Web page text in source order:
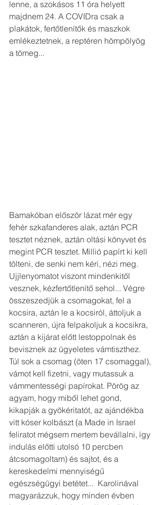
lenne, a szokásos 11 óra helyett
majdnem 24. A COVIDra csak a
plakátok, fertőtlenítők és maszkok
emlékeztetnek, a reptéren hömpölyög
a tömeg...
Bamakóban először lázat mér egy
fehér szkafanderes alak, aztán PCR
tesztet néznek, aztán oltási könyvet és
megint PCR tesztet. Millió papírt ki kell
tölteni, de senki nem kéri, nézi meg.
Ujjlenyomatot viszont mindenkitől
vesznek, kézfertőtlenítő sehol... Végre
összeszedjük a csomagokat, fel a
kocsira, aztán le a kocsiról, áttoljuk a
scanneren, újra felpakoljuk a kocsikra,
aztán a kijárat előtt lestoppolnak és
bevisznek az ügyeletes vámtiszthez.
Túl sok a csomag (öten 17 csomaggal),
vámot kell fizetni, vagy mutassuk a
vámmentességi papírokat. Pörög az
agyam, hogy miből lehet gond,
kikapják a gyökéritatót, az ajándékba
vitt kóser kolbászt (a Made in Israel
feliratot mégsem mertem bevállalni, így
indulás előtti utolsó 10 percben
átcsomagoltam) és sajtot, és a
kereskedelmi mennyiségű
egészségügyi betétet...  Karolinával
magyarázzuk, hogy minden évben